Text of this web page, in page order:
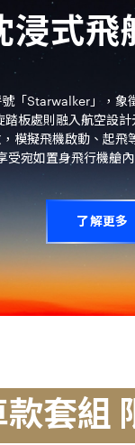
浸式飛
「Starwalker」，
板處則融入航空設
模擬飛機啟動、起飛
受宛如置身飛行機艙
了解更多
款套組